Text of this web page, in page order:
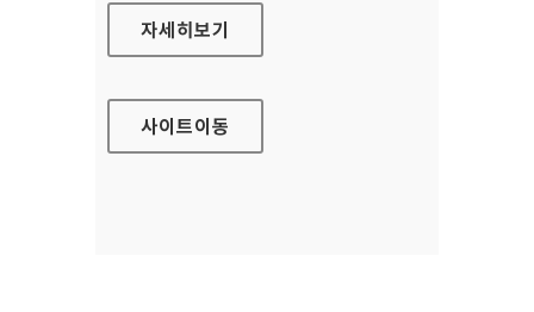
SK대학생 자원봉사단 SUNNY
자세히보기
사이트이동